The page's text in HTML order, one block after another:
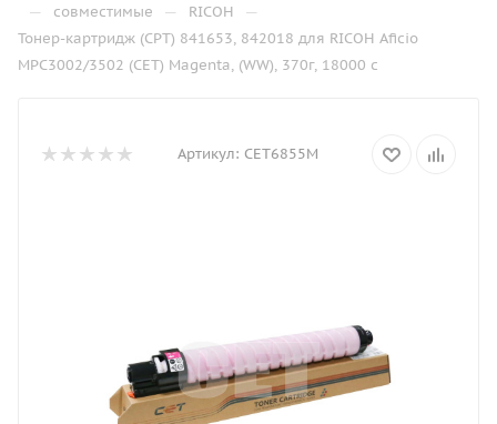
— совместимые — RICOH —
Тонер-картридж (CPT) 841653, 842018 для RICOH Aficio
MPC3002/3502 (CET) Magenta, (WW), 370г, 18000 с
Артикул: CET6855M